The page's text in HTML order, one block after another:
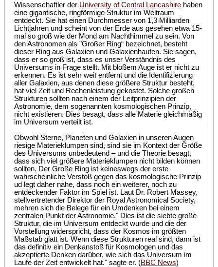
Wissenschaftler der University of Central Lancashirehaben
eine gigantische, ringförmige Struktur im Weltraum
entdeckt. Sie hat einen Durchmesser von 1,3 Milliarden
Lichtjahren und scheint von der Erde aus gesehen etwa 15-
mal so groß wie der Mond am Nachthimmel zu sein. Von
den Astronomen als "Großer Ring“ bezeichnet, besteht
dieser Ring aus Galaxien und Galaxienhaufen. Sie sagen,
dass er so groß ist, dass es unser Verständnis des
Universums in Frage stellt. Mit bloßem Auge ist er nicht zu
erkennen. Es ist sehr weit entfernt und die Identifizierung
aller Galaxien, aus denen diese größere Struktur besteht,
hat viel Zeit und Rechenleistung gekostet. Solche großen
Strukturen sollten nach einem der Leitprinzipien der
Astronomie, dem sogenannten kosmologischen Prinzip,
nicht existieren. Dies besagt, dass alle Materie gleichmäßig
im Universum verteilt ist.
Obwohl Sterne, Planeten und Galaxien in unseren Augen
riesige Materieklumpen sind, sind sie im Kontext der Größe
des Universums unbedeutend – und die Theorie besagt,
dass sich viel größere Materieklumpen nicht bilden können
sollten. Der Große Ring ist keineswegs der erste
wahrscheinliche Verstoß gegen das kosmologische Prinzip
ud legt daher nahe, dass noch ein weiterer, noch zu
entdeckender Faktor im Spiel ist. Laut Dr. Robert Massey,
stellvertretender Direktor der Royal Astronomical Society,
mehren sich die Belege für ein Umdenken bei einem
zentralen Punkt der Astronomie." Dies ist die siebte große
Struktur, die im Universum entdeckt wurde und die der
Vorstellung widerspricht, dass der Kosmos im größten
Maßstab glatt ist. Wenn diese Strukturen real sind, dann ist
das definitiv ein Denkanstoß für Kosmologen und das
akzeptierte Denken darüber, wie sich das Universum im
Laufe der Zeit entwickelt hat." sagte er. (BBC News)